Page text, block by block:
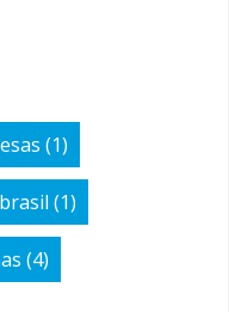
(1)
(1)
(4)